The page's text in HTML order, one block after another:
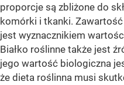
proporcje są zbliżone do
komórki i tkanki.
jest wyznacznikiem
Białko roślinne także jest
jego wartość biologiczna
że dieta roślinna musi